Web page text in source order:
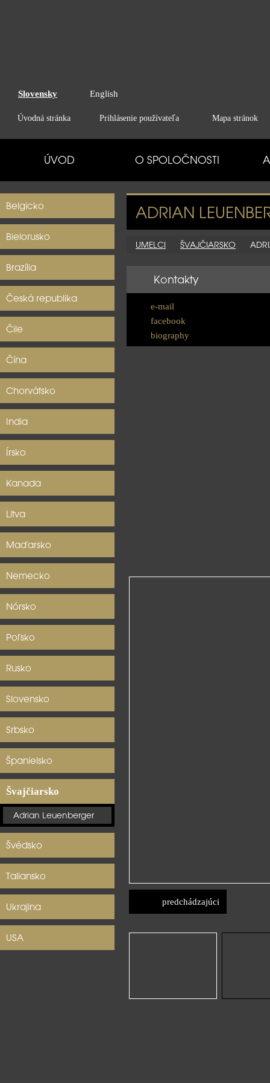
Slovensky English
Úvodná stránka Prihlásenie používateľa Mapa stránok
ÚVOD O SPOLOČNOSTI
Belgicko
Bielorusko
Brazília
Česká republika
Čile
Čína
Chorvátsko
India
Írsko
Kanada
Litva
Maďarsko
Nemecko
Nórsko
Poľsko
Rusko
Slovensko
Srbsko
Španielsko
Švajčiarsko
Adrian Leuenberger
Švédsko
Taliansko
Ukrajina
USA
ADRIAN
UMELCI ŠVAJČIARSKO
Kontakty
e-mail
facebook
biography
predchádzajúci